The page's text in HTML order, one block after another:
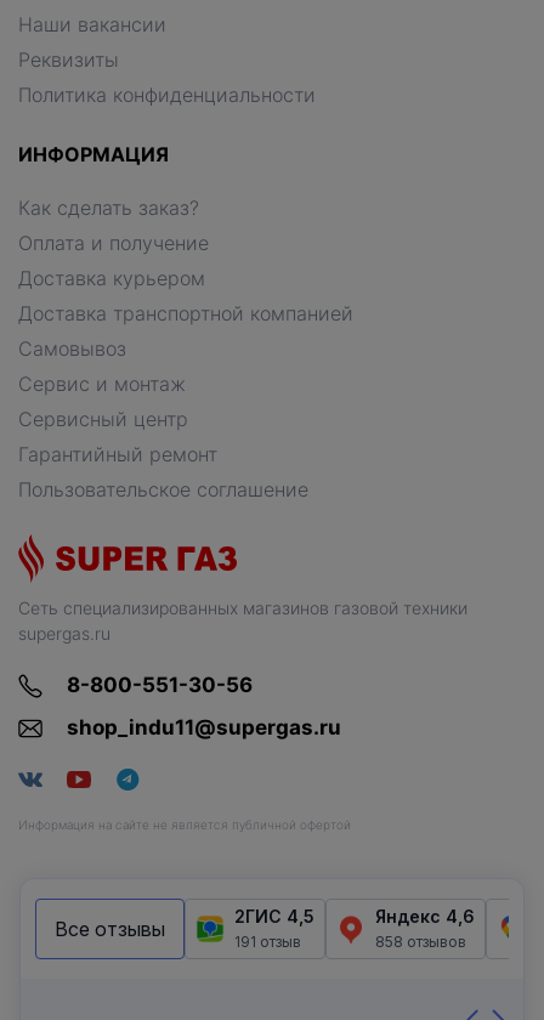
Сеть специализированных магазинов газовой техники
supergas.ru
8-800-551-30-56
shop_indu11@supergas.ru
Информация на сайте не является публичной офертой
Наши вакансии
Реквизиты
Политика конфиденциальности
ИНФОРМАЦИЯ
Как сделать заказ?
Оплата и получение
Доставка курьером
Доставка транспортной компанией
Самовывоз
Сервис и монтаж
Сервисный центр
Гарантийный ремонт
Пользовательское соглашение